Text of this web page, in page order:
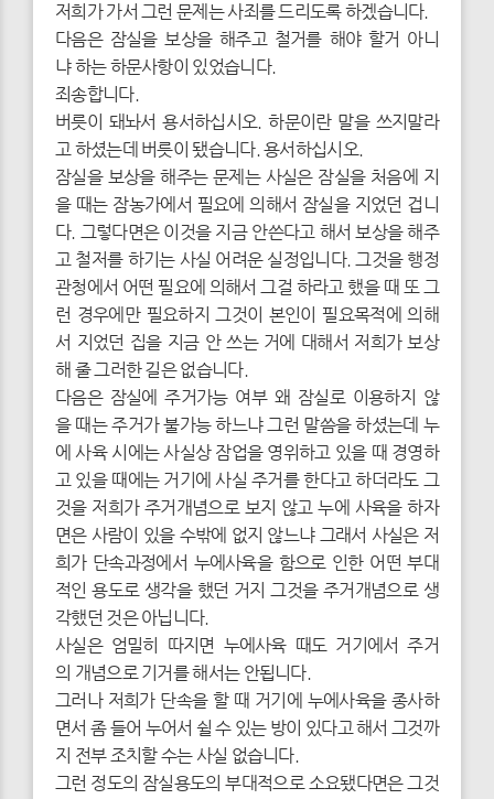
저희가 가서 그런 문제는 사죄를 드리도록 하겠습니다.
다음은 잠실을 보상을 해주고 철거를 해야 할거 아니
냐 하는 하문사항이 있었습니다.
죄송합니다.
버릇이 돼놔서 용서하십시오. 하문이란 말을 쓰지말라
고 하셨는데 버릇이 됐습니다. 용서하십시오.
잠실을 보상을 해주는 문제는 사실은 잠실을 처음에 지
을 때는 잠농가에서 필요에 의해서 잠실을 지었던 겁니
다. 그렇다면은 이것을 지금 안쓴다고 해서 보상을 해주
고 철저를 하기는 사실 어려운 실정입니다. 그것을 행정
관청에서 어떤 필요에 의해서 그걸 하라고 했을 때 또 그
런 경우에만 필요하지 그것이 본인이 필요목적에 의해
서 지었던 집을 지금 안 쓰는 거에 대해서 저희가 보상
해 줄 그러한 길은 없습니다.
다음은 잠실에 주거가능 여부 왜 잠실로 이용하지 않
을 때는 주거가 불가능 하느냐 그런 말씀을 하셨는데 누
에 사육 시에는 사실상 잠업을 영위하고 있을 때 경영하
고 있을 때에는 거기에 사실 주거를 한다고 하더라도 그
것을 저희가 주거개념으로 보지 않고 누에 사육을 하자
면은 사람이 있을 수밖에 없지 않느냐 그래서 사실은 저
희가 단속과정에서 누에사육을 함으로 인한 어떤 부대
적인 용도로 생각을 했던 거지 그것을 주거개념으로 생
각했던 것은 아닙니다.
사실은 엄밀히 따지면 누에사육 때도 거기에서 주거
의 개념으로 기거를 해서는 안됩니다.
그러나 저희가 단속을 할 때 거기에 누에사육을 종사하
면서 좀 들어 누어서 쉴 수 있는 방이 있다고 해서 그것까
지 전부 조치할 수는 사실 없습니다.
그런 정도의 잠실용도의 부대적으로 소요됐다면은 그것